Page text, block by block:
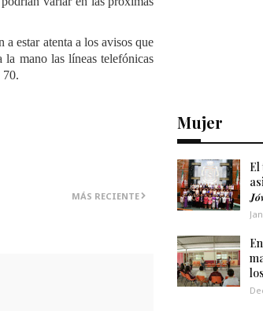
estar atenta a los avisos que
mano las líneas telefónicas
70.
MÁS RECIENTE
Mujer
El